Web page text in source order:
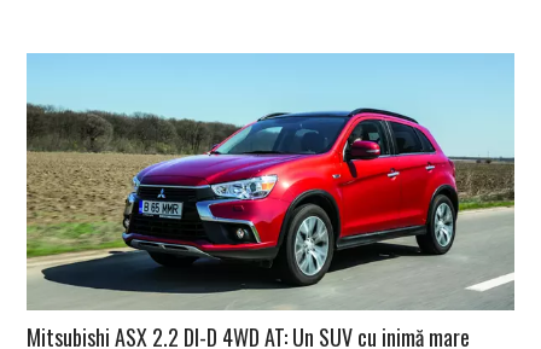
Mitsubishi ASX 2.2 DI-D 4WD AT: Un SUV cu inimă mare